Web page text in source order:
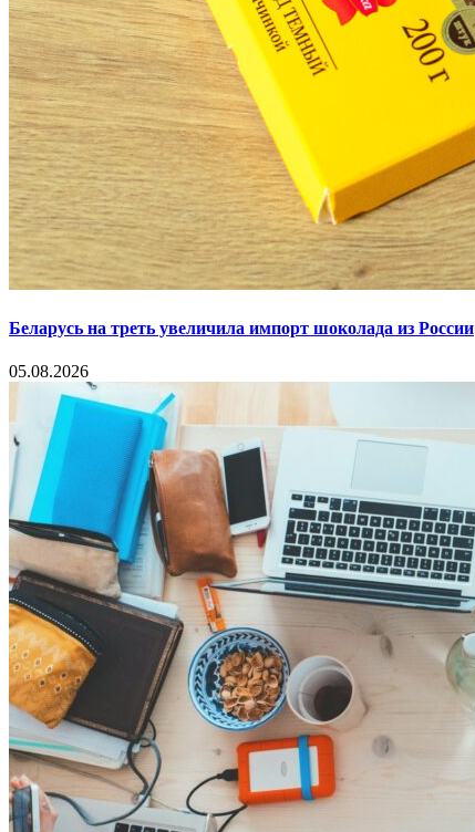
Беларусь на треть увеличила импорт шоколада из России
05.08.2026